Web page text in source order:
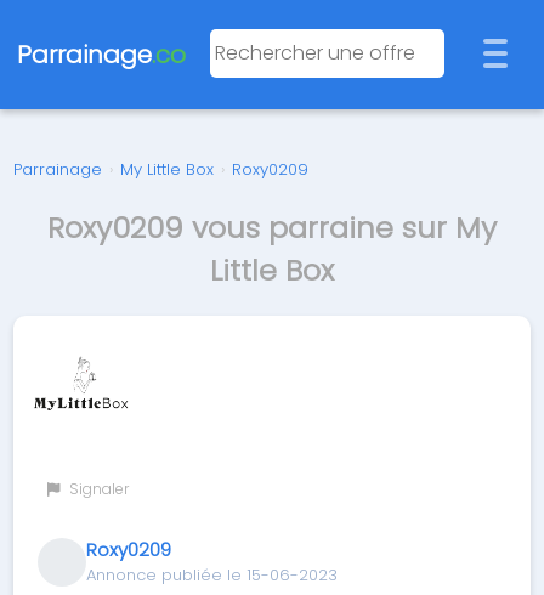
Parrainage.co
Parrainage › My Little Box › Roxy0209
Roxy0209 vous parraine sur My
Little Box
Signaler
Roxy0209
Annonce publiée le 15-06-2023